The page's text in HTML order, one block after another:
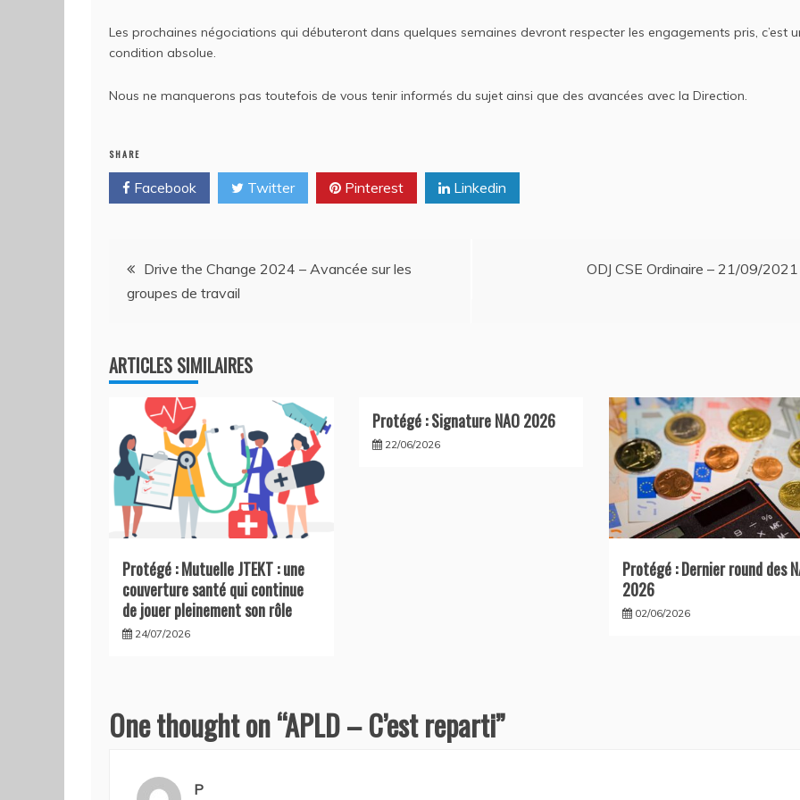
Les prochaines négociations qui débuteront dans quelques semaines devront respecter les engagements pris, c’est
condition absolue.
Nous ne manquerons pas toutefois de vous tenir informés du sujet ainsi que des avancées avec la Direction.
SHARE
Facebook Twitter Pinterest Linkedin
Navigation
de
l’article
Drive the Change 2024 – Avancée sur les
groupes de travail
ODJ CSE Ordinaire – 21/09/2021
ARTICLES SIMILAIRES
Protégé : Mutuelle JTEKT : une
couverture santé qui continue
de jouer pleinement son rôle
24/07/2026
Protégé : Signature NAO 2026
22/06/2026
Protégé : Dernier round des
2026
02/06/2026
One thought on “APLD – C’est reparti”
P